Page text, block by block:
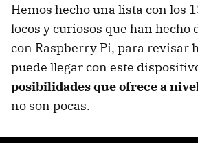
Hemos hecho una lista con los
locos y curiosos que han hecho
con Raspberry Pi, para revisar
puede llegar con este
posibilidades que ofrece a
no son pocas.